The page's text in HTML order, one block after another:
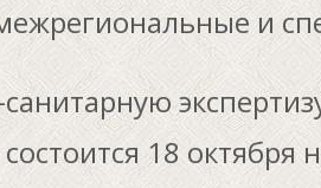
и
18 октября